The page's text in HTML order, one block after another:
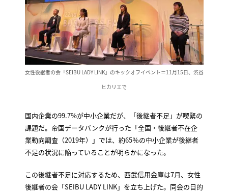
女性後継者の会「SEIBU LADY LINK」のキックオフイベント＝11月15日、渋谷
ヒカリエで
国内企業の99.7%が中小企業だが、「後継者不足」が喫緊の
課題だ。帝国データバンクが行った「全国・後継者不在企
業動向調査（2019年）」では、約65％の中小企業が後継者
不足の状況に陥っていることが明らかになった。
この後継者不足に対応するため、西武信用金庫は7月、女性
後継者の会「SEIBU LADY LINK」を立ち上げた。同会の目的